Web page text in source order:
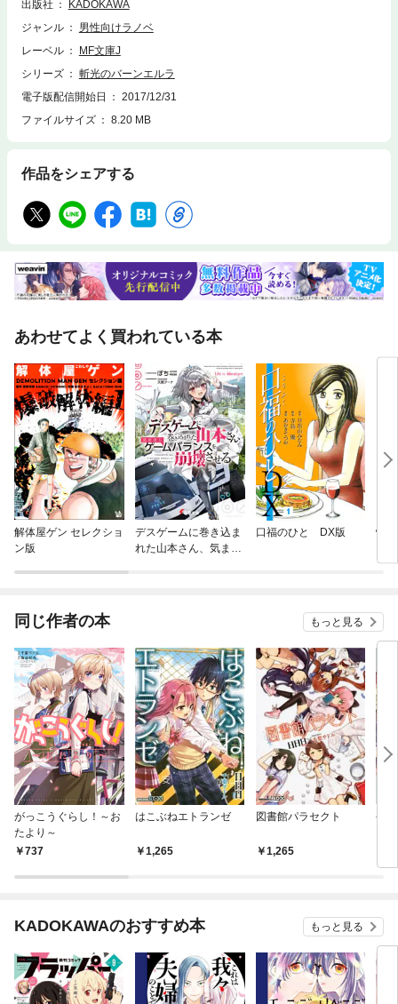
出版社
KADOKAWA
ジャンル
男性向けラノベ
レーベル
MF文庫J
シリーズ
斬光のバーンエルラ
電子版配信開始日
2017/12/31
ファイルサイズ
8.20 MB
作品をシェアする
あわせてよく買われている本
解体屋ゲン セレクショ
ン版
デスゲームに巻き込ま
れた山本さん、気まま
口福のひと DX版 性
同じ作者の本 もっと見る
がっこうぐらし！～お
たより～
737
はこぶねエトランゼ
1,265
図書館パラセクト
1,265
平
KADOKAWAのおすすめ本 もっと見る